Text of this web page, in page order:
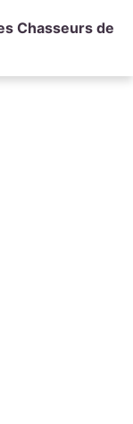
Chasseurs de